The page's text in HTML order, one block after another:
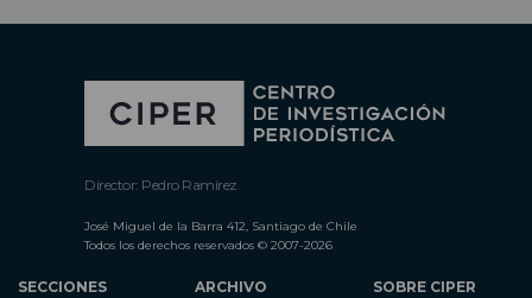
Director: Pedro Ramírez
José Miguel de la Barra 412, Santiago de Chile
Todos los derechos reservados © 2007-2026
SECCIONES
ARCHIVO
SOBRE CIPER